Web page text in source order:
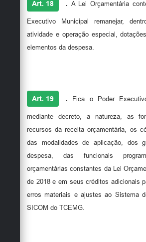
Art. 18 . A Lei Orçamentária
Executivo Municipal remanejar,
atividade e operação especial,
elementos da despesa.
Art. 19 . Fica o Poder
mediante decreto, a natureza, as
recursos da receita orçamentária, os
das modalidades de aplicação, dos
despesa, das funcionais
orçamentárias constantes da Lei
de 2018 e em seus créditos adicionais
erros materiais e ajustes ao Sistema
SICOM do TCEMG.